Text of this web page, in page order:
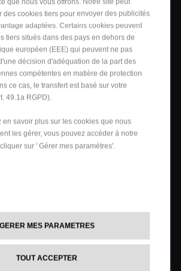
OFFRES
DE 279 €/MOIS
(2)
des cookies tiers pour envoyer des publicités
adaptées. Certains cookies peuvent
tiers situés dans des pays en dehors de
européen (EEE) qui peuvent ne pas
décision d'adéquation de la part des
compétentes en matière de protection
ce cas, le transfert est basé sur votre
49.1a RGPD).
en savoir plus sur les cookies que nous
les gérer, vous pouvez accéder à notre
sur ' Gérer mes paramètres'.
GERER MES PARAMETRES
TOUT ACCEPTER